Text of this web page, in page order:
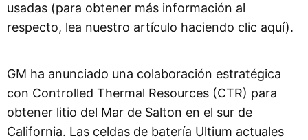
usadas (para obtener más información al
respecto, lea nuestro artículo haciendo clic aquí).
GM ha anunciado una colaboración estratégica
con Controlled Thermal Resources (CTR) para
obtener litio del Mar de Salton en el sur de
California. Las celdas de batería Ultium actuales